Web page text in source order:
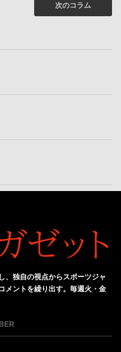
次のコラム
、独自の視点からスポーツジャ
メントを繰り出す。毎週火・金